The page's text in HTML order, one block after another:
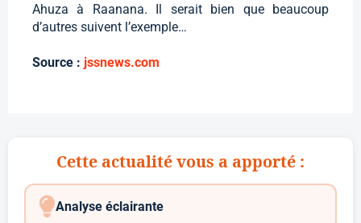
Ahuza à Raanana. Il serait bien que beaucoup
d’autres suivent l’exemple…
Source : jssnews.com
Cette actualité vous a apporté :
Analyse éclairante